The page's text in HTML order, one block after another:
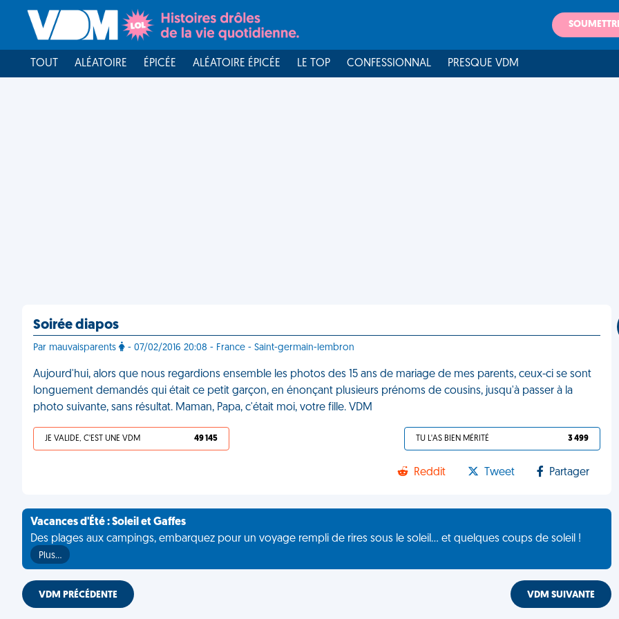
TOUT ALÉATOIRE ÉPICÉE ALÉATOIRE ÉPICÉE LE TOP CONFESSIONNAL PRESQUE VDM
Soirée diapos
Par mauvaisparents - 07/02/2016 20:08 - France - Saint-germain-lembron
Aujourd'hui, alors que nous regardions ensemble les photos des 15 ans de mariage de mes parents, ceux-ci se sont
longuement demandés qui était ce petit garçon, en énonçant plusieurs prénoms de cousins, jusqu'à passer à la
photo suivante, sans résultat. Maman, Papa, c'était moi, votre fille. VDM
JE VALIDE, C'EST UNE VDM 49 145 TU L'AS BIEN MÉRITÉ 3 499
Reddit Tweet Partager
Vacances d'Été : Soleil et Gaffes
Des plages aux campings, embarquez pour un voyage rempli de rires sous le soleil... et quelques coups de soleil !
Plus…
VDM PRÉCÉDENTE VDM SUIVANTE